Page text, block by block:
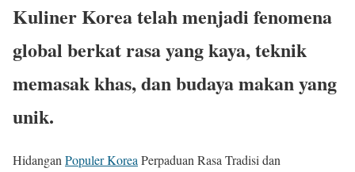
Kuliner Korea telah menjadi fenomena
global berkat rasa yang kaya, teknik
memasak khas, dan budaya makan yang
unik.
Hidangan Populer Korea Perpaduan Rasa Tradisi dan